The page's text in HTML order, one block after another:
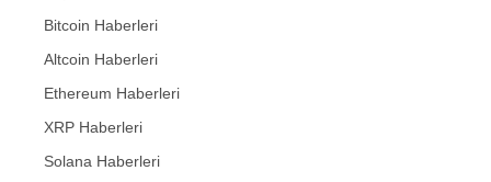
Bitcoin Haberleri
Altcoin Haberleri
Ethereum Haberleri
XRP Haberleri
Solana Haberleri